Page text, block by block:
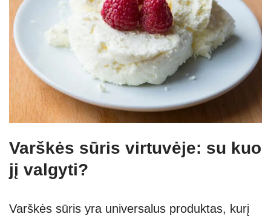
Varškės sūris virtuvėje: su kuo
jį valgyti?
Varškės sūris yra universalus produktas, kurį